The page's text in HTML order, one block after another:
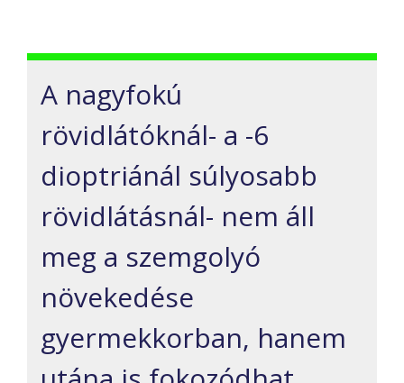
A nagyfokú
rövidlátóknál- a -6
dioptriánál súlyosabb
rövidlátásnál- nem áll
meg a szemgolyó
növekedése
gyermekkorban, hanem